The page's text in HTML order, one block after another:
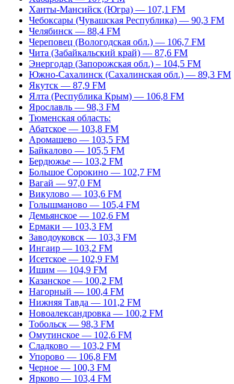
Ханты-Мансийск (Югра) — 107,1 FM
Чебоксары (Чувашская Республика) — 90,3 FM
Челябинск — 88,4 FM
Череповец (Вологодская обл.) — 106,7 FM
Чита (Забайкальский край) — 87,6 FM
Энергодар (Запорожская обл.) – 104,5 FM
Южно-Сахалинск (Сахалинская обл.) — 89,3 FM
Якутск — 87,9 FM
Ялта (Республика Крым) — 106,8 FM
Ярославль — 98,3 FM
Тюменская область:
Абатское — 103,8 FM
Аромашево — 103,5 FM
Байкалово — 105,5 FM
Бердюжье — 103,2 FM
Большое Сорокино — 102,7 FM
Вагай — 97,0 FM
Викулово — 103,6 FM
Голышманово — 105,4 FM
Демьянское — 102,6 FM
Ермаки — 103,3 FM
Заводоуковск — 103,3 FM
Ингаир — 103,2 FM
Исетское — 102,9 FM
Ишим — 104,9 FM
Казанское — 100,2 FM
Нагорный — 100,4 FM
Нижняя Тавда — 101,2 FM
Новоалександровка — 100,2 FM
Тобольск — 98,3 FM
Омутинское — 102,6 FM
Сладково — 103,2 FM
Упорово — 106,8 FM
Черное — 100,3 FM
Ярково — 103,4 FM